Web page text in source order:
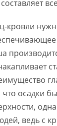
кровли
осадки
ведь с